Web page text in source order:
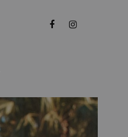
FacebookInstagram